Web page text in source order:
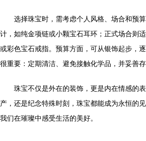
选择珠宝时，需考虑个人风格、场合和预
计，如纯金项链或小颗宝石耳环；正式场合则
或彩色宝石戒指。预算方面，可从银饰起步，
很重要：定期清洁、避免接触化学品，并妥善
珠宝不仅是外在的装饰，更是内在情感的
产，还是纪念特殊时刻，珠宝都能成为永恒的
我们在璀璨中感受生活的美好。